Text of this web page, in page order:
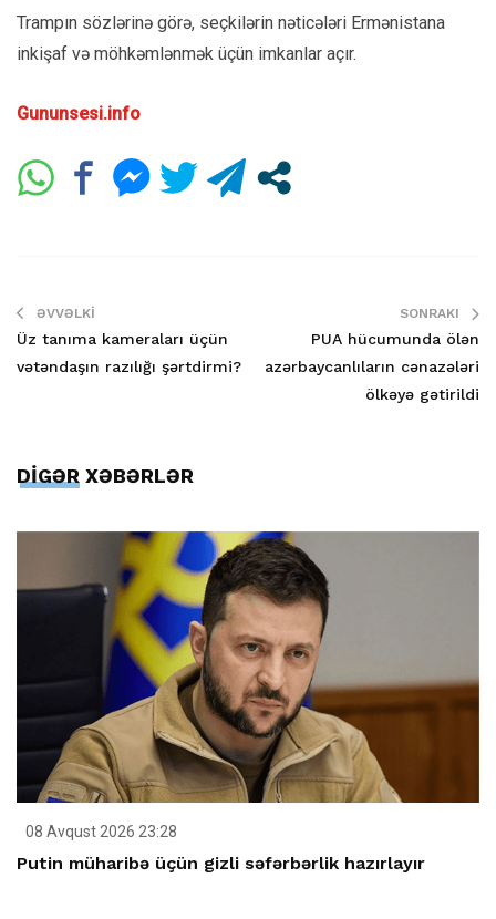
Trampın sözlərinə görə, seçkilərin nəticələri Ermənistana
inkişaf və möhkəmlənmək üçün imkanlar açır.
Gununsesi.info
ƏVVƏLKI
Üz tanıma kameraları üçün
vətəndaşın razılığı şərtdirmi?
SONRAKI
PUA hücumunda ölən
azərbaycanlıların cənazələri
ölkəyə gətirildi
DİGƏR XƏBƏRLƏR
08 Avqust 2026 23:28
Putin müharibə üçün gizli səfərbərlik hazırlayır